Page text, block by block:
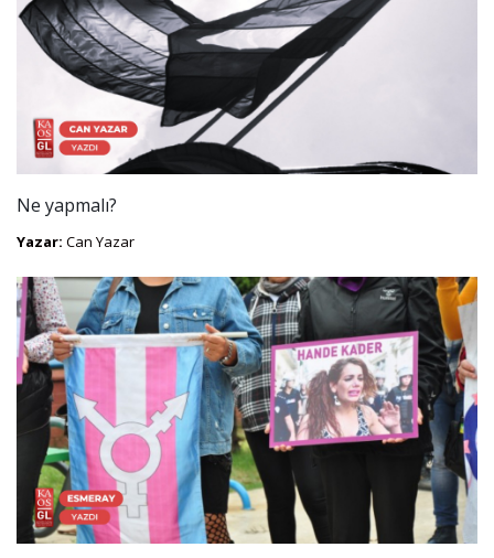
Ne yapmalı?
Yazar: Can Yazar